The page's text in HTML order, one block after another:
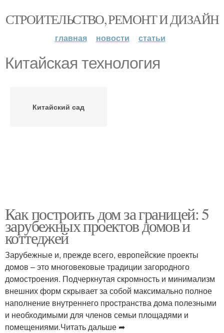
СТРОИТЕЛЬСТВО, РЕМОНТ И ДИЗАЙН
главная новости статьи
Китайская технология
Китайский сад
Как построить дом за границей: 5
зарубежных проектов домов и
коттеджей
Зарубежные и, прежде всего, европейские проекты
домов – это многовековые традиции загородного
домостроения. Подчеркнутая скромность и минимализм
внешних форм скрывает за собой максимально полное
наполнение внутреннего пространства дома полезными
и необходимыми для членов семьи площадями и
помещениями.Читать дальше ➦